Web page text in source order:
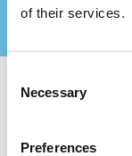
of their services.
Selection
Necessary
Preferences